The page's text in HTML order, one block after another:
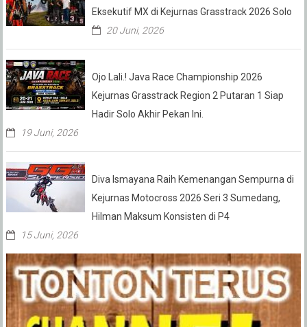
Eksekutif MX di Kejurnas Grasstrack 2026 Solo
20 Juni, 2026
Ojo Lali.! Java Race Championship 2026
Kejurnas Grasstrack Region 2 Putaran 1 Siap
Hadir Solo Akhir Pekan Ini.
19 Juni, 2026
Diva Ismayana Raih Kemenangan Sempurna di
Kejurnas Motocross 2026 Seri 3 Sumedang,
Hilman Maksum Konsisten di P4
15 Juni, 2026